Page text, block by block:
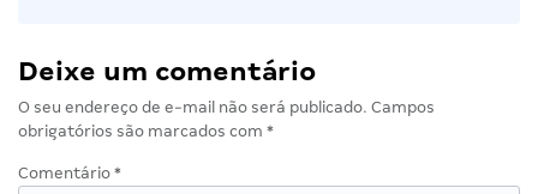
Deixe um comentário
O seu endereço de e-mail não será publicado. Campos
obrigatórios são marcados com *
Comentário *